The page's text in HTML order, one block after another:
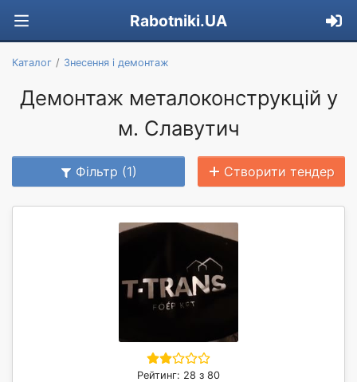
Rabotniki.UA
Каталог Знесення і демонтаж
Демонтаж металоконструкцій у
м. Славутич
Фільтр (1) Створити тендер
Рейтинг: 28 з 80